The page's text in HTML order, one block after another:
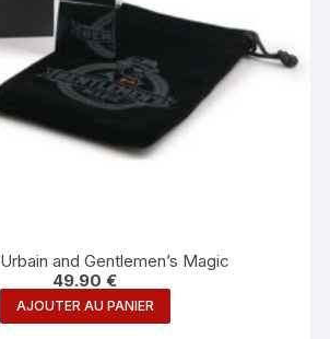
Ignite – Urbain and Gentlemen’s Magic
49.90€
AJOUTER AU PANIER